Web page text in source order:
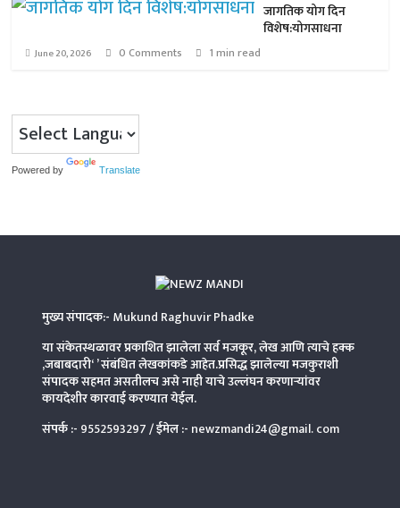
जागतिक योग दिन
विशेष:योगसाधना
June 20, 2026 0 Comments 1 min read
Powered by Translate
मुख्य संपादक:- Mukund Raghuvir Phadke
या संकेतस्थळावर प्रकाशित झालेला सर्व मजकूर, लेख आणि त्याचे हक्क
,जबाबदारी‘ ’ संबंधित लेखकांकडे आहेत.प्रसिद्ध झालेल्या मजकुराशी
संपादक सहमत असतीलच असे नाही याचे उल्लंघन करणाऱ्यांवर
कायदेशीर कारवाई करण्यात येईल.
संपर्क :- 9552593297/ ईमेल :- newzmandi24@gmail. com